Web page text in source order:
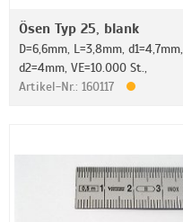
Ösen Typ 25, blank
D=6,6mm, L=3,8mm, d1=4,7mm,
d2=4mm, VE=10.000 St.,
Artikel-Nr.: 160117